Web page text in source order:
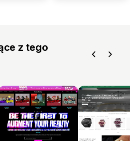
z tego